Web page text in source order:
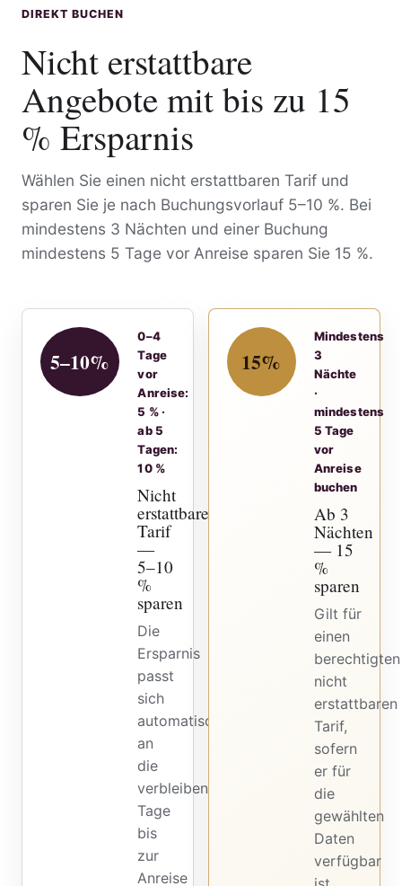
DIREKT BUCHEN
Nicht erstattbare
Angebote mit bis zu 15
% Ersparnis
Wählen Sie einen nicht erstattbaren Tarif und
sparen Sie je nach Buchungsvorlauf 5–10 %. Bei
mindestens 3 Nächten und einer Buchung
mindestens 5 Tage vor Anreise sparen Sie 15 %.
5–10%
0–4
Tage
vor
Anreise:
5 % ·
ab 5
Tagen:
10 %
Nicht
erstattbarer
Tarif
—
5–10
%
sparen
Die
Ersparnis
passt
sich
automatisch
an
die
verbleibenden
Tage
bis
zur
Anreise
15%
Mindestens
3
Nächte
·
mindestens
5 Tage
vor
Anreise
buchen
Ab 3
Nächten
— 15
%
sparen
Gilt für
einen
berechtigten
nicht
erstattbaren
Tarif,
sofern
er für
die
gewählten
Daten
verfügbar